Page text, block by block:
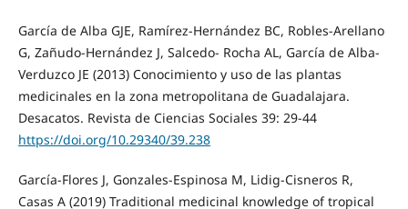
García de Alba GJE, Ramírez-Hernández BC, Robles-Arellano
G, Zañudo-Hernández J, Salcedo- Rocha AL, García de Alba-
Verduzco JE (2013) Conocimiento y uso de las plantas
medicinales en la zona metropolitana de Guadalajara.
Desacatos. Revista de Ciencias Sociales 39: 29-44
https://doi.org/10.29340/39.238
García-Flores J, Gonzales-Espinosa M, Lidig-Cisneros R,
Casas A (2019) Traditional medicinal knowledge of tropical